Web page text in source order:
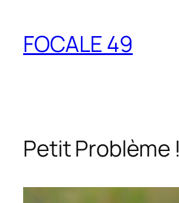
contenu
FOCALE 49
Petit Problème !